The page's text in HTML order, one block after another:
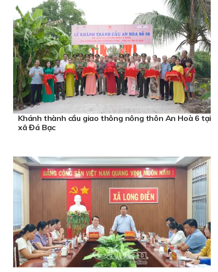
Khánh thành cầu giao thông nông thôn An Hoà 6 tại
xã Đá Bạc